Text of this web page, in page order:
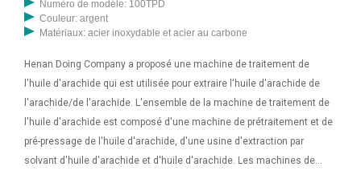
Numéro de modèle: 100TPD
Couleur: argent
Matériaux: acier inoxydable et acier au carbone
Henan Doing Company a proposé une machine de traitement de
l'huile d'arachide qui est utilisée pour extraire l'huile d'arachide de
l'arachide/de l'arachide. L'ensemble de la machine de traitement de
l'huile d'arachide est composé d'une machine de prétraitement et de
pré-pressage de l'huile d'arachide, d'une usine d'extraction par
solvant d'huile d'arachide et d'huile d'arachide. Les machines de